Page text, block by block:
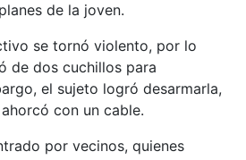
de la joven.
se tornó violento, por lo
de dos cuchillos para
el sujeto logró desarmarla,
con un cable.
por vecinos, quienes